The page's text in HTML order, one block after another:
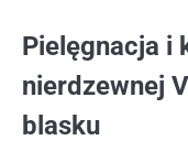
Pielęgnacja i
nierdzewnej
blasku